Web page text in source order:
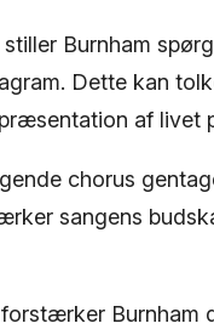
Burnham
Dette kan
af livet
chorus
sangens